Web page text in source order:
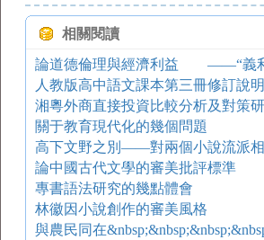
相關閱讀
人教版高中語文課本第三冊修訂說明
關于教育現代化的幾個問題
論中國古代文學的審美批評標準
專書語法研究的幾點體會
林徽因小說創作的審美風格